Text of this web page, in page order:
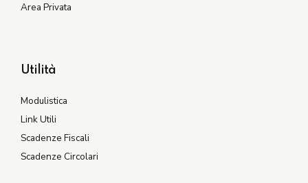
Area Privata
Utilità
Modulistica
Link Utili
Scadenze Fiscali
Scadenze Circolari